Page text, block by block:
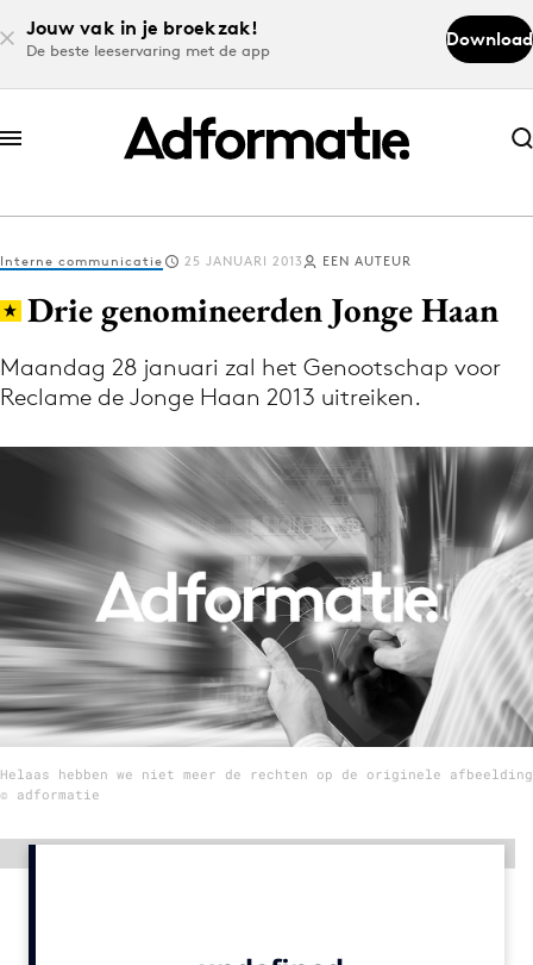
Jouw vak in je broekzak!
De beste leeservaring met de app
Download
Abonneer nu
Abonneer nu
Log in
Download de app
Volg het laatste nieuws via de Adformatie
Menu
Home
9 sept: GenAI-training
12 nov: MarketingLive!
Adverteren
Interne communicatie 25 JANUARI 2013 EEN AUTEUR
Drie genomineerden Jonge Haan
Maandag 28 januari zal het Genootschap voor
Reclame de Jonge Haan 2013 uitreiken.
Helaas hebben we niet meer de rechten op de originele afbeelding
© adformatie